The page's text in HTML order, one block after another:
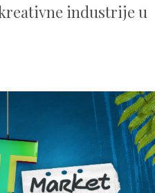
industrije u